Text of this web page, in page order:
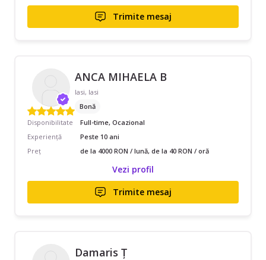
Trimite mesaj
ANCA MIHAELA B
Iasi, Iasi
Bonă
Disponibilitate
Full-time, Ocazional
Experiență
Peste 10 ani
Preț
de la 4000 RON / lună, de la 40 RON / oră
Vezi profil
Trimite mesaj
Damaris Ț